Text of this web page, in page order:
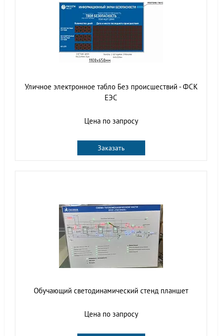
Уличное электронное табло Без происшествий - ФСК
ЕЭС
Цена по запросу
Заказать
Обучающий светодинамический стенд планшет
Цена по запросу